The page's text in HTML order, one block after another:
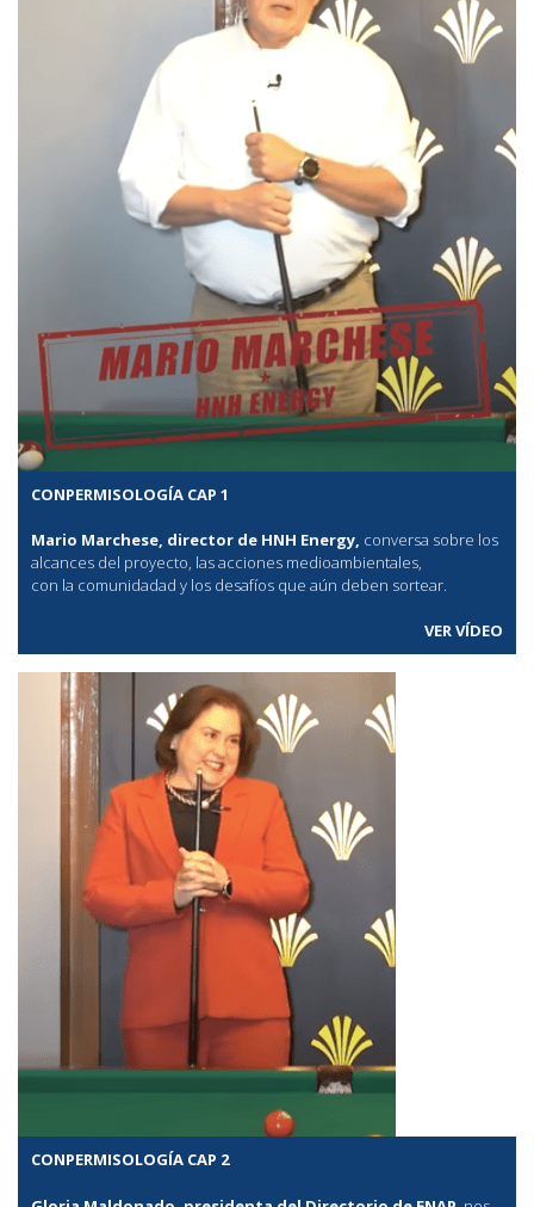
CONPERMISOLOGÍA CAP 1
Mario Marchese, director de HNH Energy, conversa sobre los
alcances del proyecto, las acciones medioambientales,
con la comunidadad y los desafíos que aún deben sortear.
VER VÍDEO
CONPERMISOLOGÍA CAP 2